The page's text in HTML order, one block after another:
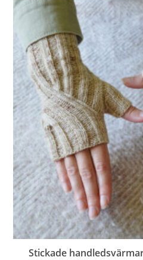
Stickade